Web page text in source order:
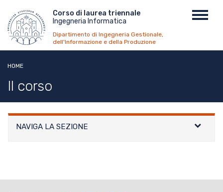
contenuto
principale
Menu
top
Corso di laurea triennale
Ingegneria Informatica
Dipartimento di Ingegneria Gestionale,
dell'Informazione e della Produzione
HOME
Il corso
NAVIGA LA SEZIONE